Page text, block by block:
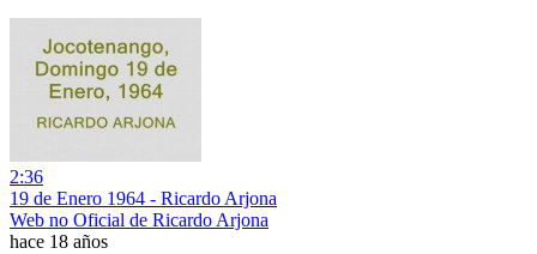
2:36
19 de Enero 1964 - Ricardo Arjona
Web no Oficial de Ricardo Arjona
hace 18 años